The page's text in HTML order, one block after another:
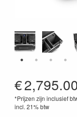
€
*Prijzen zijn inclusief
incl. 21% btw